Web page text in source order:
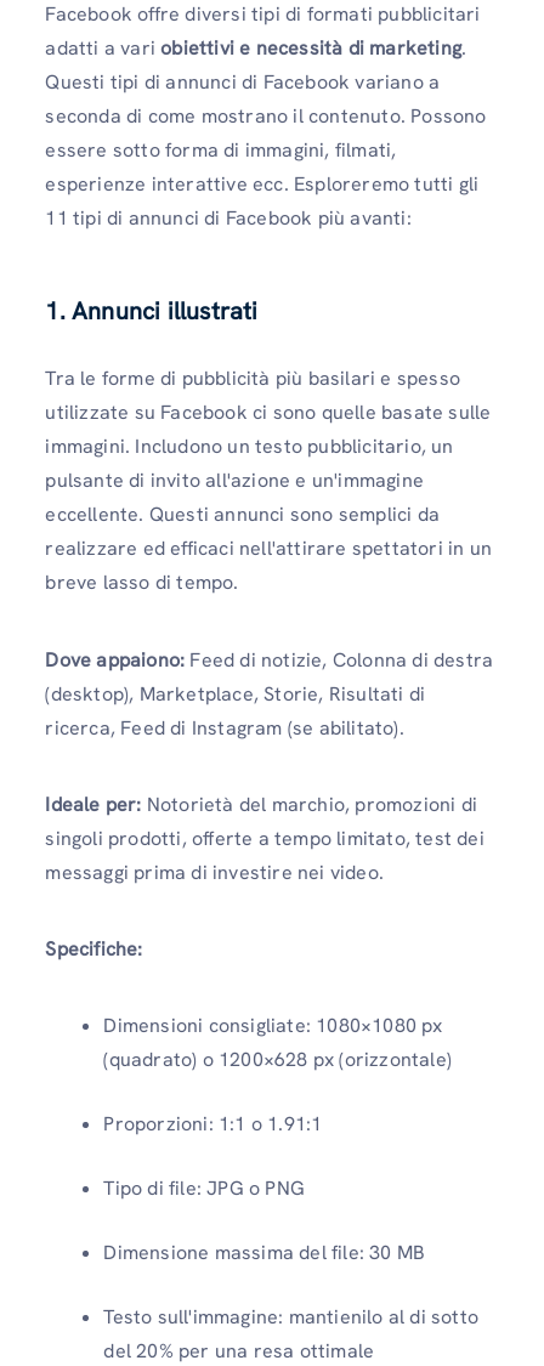
Facebook offre diversi tipi di formati pubblicitari
adatti a variobiettivi e necessità di marketing.
Questi tipi di annunci di Facebook variano a
seconda di come mostrano il contenuto. Possono
essere sotto forma di immagini, filmati,
esperienze interattive ecc. Esploreremo tutti gli
11 tipi di annunci di Facebook più avanti:
1. Annunci illustrati
Tra le forme di pubblicità più basilari e spesso
utilizzate su Facebook ci sono quelle basate sulle
immagini. Includono un testo pubblicitario, un
pulsante di invito all'azione e un'immagine
eccellente. Questi annunci sono semplici da
realizzare ed efficaci nell'attirare spettatori in un
breve lasso di tempo.
Dove appaiono: Feed di notizie, Colonna di destra
(desktop), Marketplace, Storie, Risultati di
ricerca, Feed di Instagram (se abilitato).
Ideale per: Notorietà del marchio, promozioni di
singoli prodotti, offerte a tempo limitato, test dei
messaggi prima di investire nei video.
Specifiche:
Dimensioni consigliate: 1080×1080 px
(quadrato) o 1200×628 px (orizzontale)
Proporzioni: 1:1 o 1.91:1
Tipo di file: JPG o PNG
Dimensione massima del file: 30 MB
Testo sull'immagine: mantienilo al di sotto
del 20% per una resa ottimale